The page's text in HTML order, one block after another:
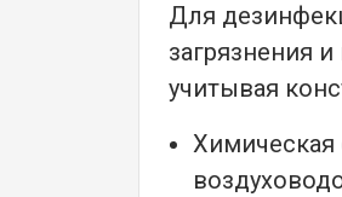
Для
загрязнения
учитывая
Химическая